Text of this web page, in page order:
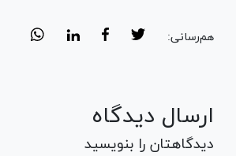
هم‌رسانی:
ارسال دیدگاه
دیدگاهتان را بنویسید